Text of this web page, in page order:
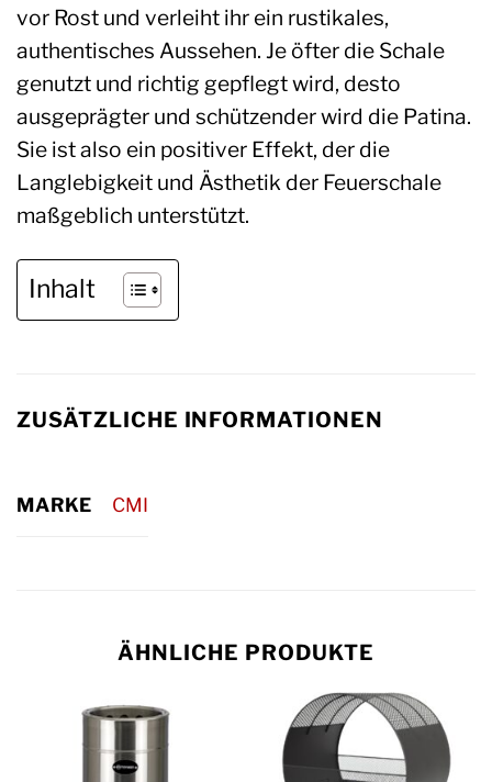
vor Rost und verleiht ihr ein rustikales,
authentisches Aussehen. Je öfter die Schale
genutzt und richtig gepflegt wird, desto
ausgeprägter und schützender wird die Patina.
Sie ist also ein positiver Effekt, der die
Langlebigkeit und Ästhetik der Feuerschale
maßgeblich unterstützt.
Inhalt
ZUSÄTZLICHE INFORMATIONEN
MARKE CMI
ÄHNLICHE PRODUKTE